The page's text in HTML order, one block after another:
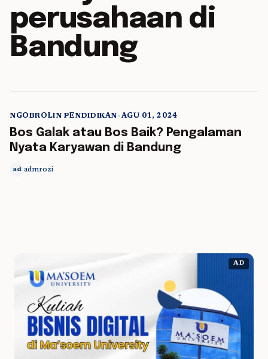
perusahaan di
Bandung
5 min read
NGOBROLIN PENDIDIKAN•AGU 01, 2024
Bos Galak atau Bos Baik? Pengalaman
Nyata Karyawan di Bandung
ad admrozi
AD